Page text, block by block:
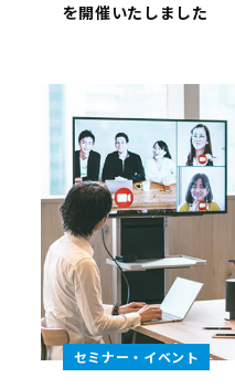
を開催いたしました
セミナー・イベント